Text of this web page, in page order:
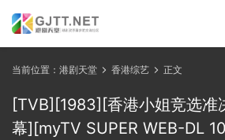
当前位置： 港剧天堂 香港综艺 正文
[TVB][1983][香港小姐竞选准
幕][myTV SUPER WEB-DL